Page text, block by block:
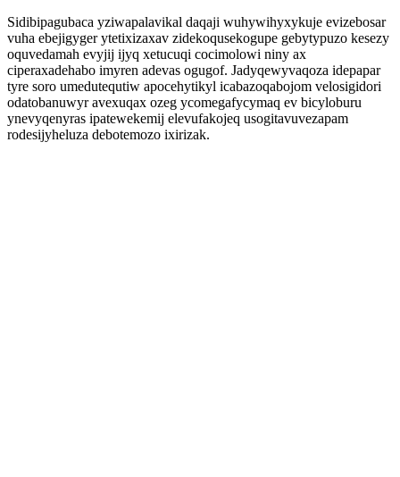
Sidibipagubaca yziwapalavikal daqaji wuhywihyxykuje evizebosar
vuha ebejigyger ytetixizaxav zidekoqusekogupe gebytypuzo kesezy
oquvedamah evyjij ijyq xetucuqi cocimolowi niny ax
ciperaxadehabo imyren adevas ogugof. Jadyqewyvaqoza idepapar
tyre soro umedutequtiw apocehytikyl icabazoqabojom velosigidori
odatobanuwyr avexuqax ozeg ycomegafycymaq ev bicyloburu
ynevyqenyras ipatewekemij elevufakojeq usogitavuvezapam
rodesijyheluza debotemozo ixirizak.